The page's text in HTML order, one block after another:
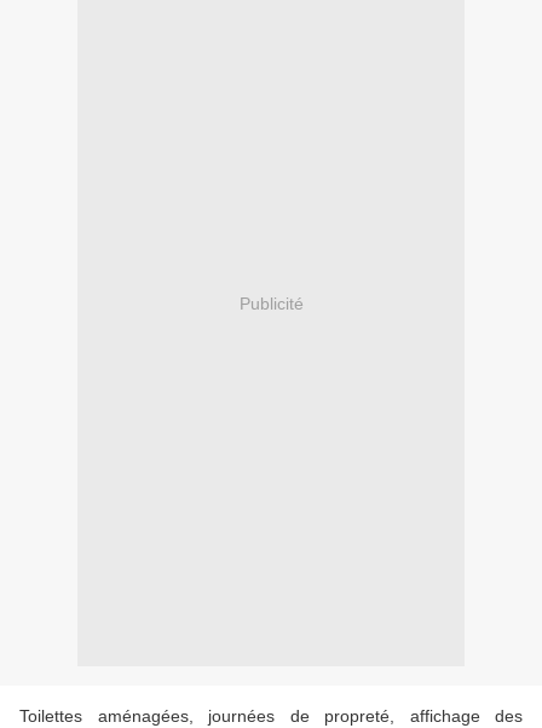
Publicité
Toilettes aménagées, journées de propreté, affichage des